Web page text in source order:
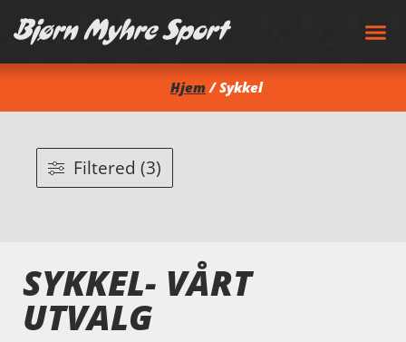
Hjem/ Sykkel
Filtered (3)
SYKKEL- VÅRT
UTVALG